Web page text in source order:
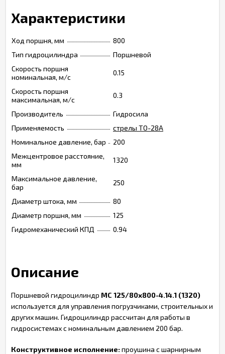
Характеристики
Ход поршня, мм
800
Тип гидроцилиндра
Поршневой
Скорость поршня
номинальная, м/с
0.15
Скорость поршня
максимальная, м/с
0.3
Производитель
Гидросила
Применяемость
стрелы ТО-28А
Номинальное давление, бар
200
Межцентровое расстояние,
мм
1320
Максимальное давление,
бар
250
Диаметр штока, мм
80
Диаметр поршня, мм
125
Гидромеханический КПД
0.94
Описание
Поршневой гидроцилиндр МС 125/80х800-4.14.1 (1320)
используется для управления погрузчиками, строительных и
других машин. Гидроцилиндр рассчитан для работы в
гидросистемах с номинальным давлением 200 бар.
Конструктивное исполнение:проушина с шарнирным